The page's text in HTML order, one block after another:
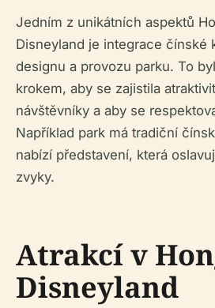
Jedním z unikátních aspektů
Disneyland je integrace čínské
designu a provozu parku. To
krokem, aby se zajistila
návštěvníky a aby se
Například park má tradiční
nabízí představení, která
zvyky.
Atrakcí v
Disneyland